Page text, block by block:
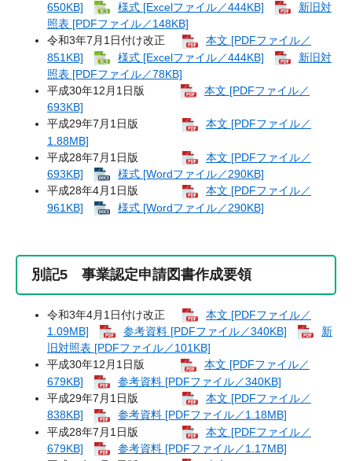
650KB]
様式 [Excelファイル／444KB]
新旧対
照表 [PDFファイル／148KB]
令和3年7月1日付け改正
本文 [PDFファイル／
851KB]
様式 [Excelファイル／444KB]
新旧対
照表 [PDFファイル／78KB]
平成30年12月1日版
本文 [PDFファイル／
693KB]
平成29年7月1日版
本文 [PDFファイル／
1.88MB]
平成28年7月1日版
本文 [PDFファイル／
693KB]
様式 [Wordファイル／290KB]
平成28年4月1日版
本文 [PDFファイル／
961KB]
様式 [Wordファイル／290KB]
別記5 事業認定申請図書作成要領
令和3年4月1日付け改正
本文 [PDFファイル／
1.09MB]
参考資料 [PDFファイル／340KB]
新
旧対照表 [PDFファイル／101KB]
平成30年12月1日版
本文 [PDFファイル／
679KB]
参考資料 [PDFファイル／340KB]
平成29年7月1日版
本文 [PDFファイル／
838KB]
参考資料 [PDFファイル／1.18MB]
平成28年7月1日版
本文 [PDFファイル／
679KB]
参考資料 [PDFファイル／1.17MB]